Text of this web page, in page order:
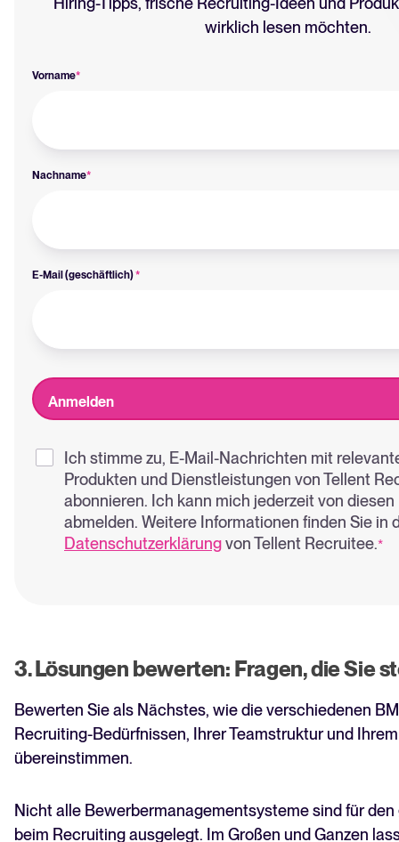
wirklich lesen möchten.
Vorname*
Nachname*
E-Mail (geschäftlich)*
Ich stimme zu, E-Mail-Nachrichten mit
Produkten und Dienstleistungen von Tellent
abonnieren. Ich kann mich jederzeit von
abmelden. Weitere Informationen finden Sie in
Datenschutzerklärungvon Tellent Recruitee.*
3. Lösungen bewerten: Fragen, die Sie
Bewerten Sie als Nächstes, wie die verschiedenen
Recruiting-Bedürfnissen, Ihrer Teamstruktur und
übereinstimmen.
Nicht alle Bewerbermanagementsysteme sind für
beim Recruiting ausgelegt. Im Großen und Ganzen